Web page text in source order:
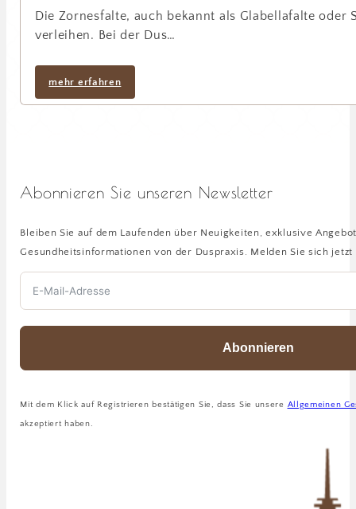
Die Zornesfalte, auch bekannt als Glabellafalte
verleihen. Bei der Dus…
mehr erfahren
Abonnieren Sie unseren Newsletter
Bleiben Sie auf dem Laufenden über Neuigkeiten, exklusive
Gesundheitsinformationen von der Duspraxis. Melden Sie sich jetzt
Abonnieren
Mit dem Klick auf Registrieren bestätigen Sie, dass Sie unsere Allgemeinen
akzeptiert haben.